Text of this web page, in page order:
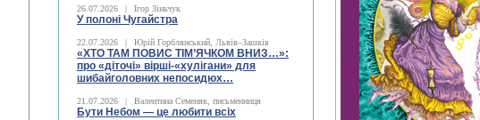
26.07.2026 | Ігор Зіньчук
У полоні Чугайстра
22.07.2026 | Юрій Горблянський, Львів–Зашків
«ХТО ТАМ ПОВИС ТІМ’ЯЧКОМ ВНИЗ…»:
про «діточі» вірші-«хулігани» для
шибайголовних непосидюх…
21.07.2026 | Валентина Семеняк, письменниця
Бути Небом ― це любити всіх